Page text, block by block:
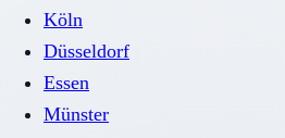
Köln
Düsseldorf
Essen
Münster